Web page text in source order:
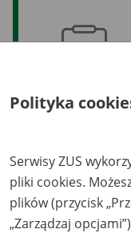
Rodzaj
Obszar
Polityka
Serwisy ZUS
pliki cookies.
plików (przycisk
„Zarządzaj